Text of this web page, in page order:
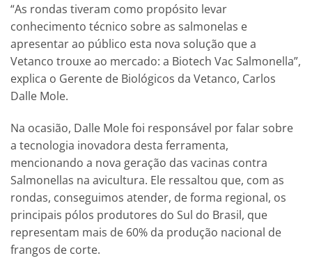
“As rondas tiveram como propósito levar
conhecimento técnico sobre as salmonelas e
apresentar ao público esta nova solução que a
Vetanco trouxe ao mercado: a Biotech Vac Salmonella”,
explica o Gerente de Biológicos da Vetanco, Carlos
Dalle Mole.
Na ocasião, Dalle Mole foi responsável por falar sobre
a tecnologia inovadora desta ferramenta,
mencionando a nova geração das vacinas contra
Salmonellas na avicultura. Ele ressaltou que, com as
rondas, conseguimos atender, de forma regional, os
principais pólos produtores do Sul do Brasil, que
representam mais de 60% da produção nacional de
frangos de corte.